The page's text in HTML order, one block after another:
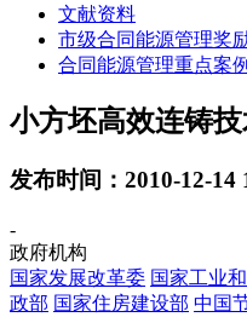
文献资料
市级合同能源管理奖
合同能源管理重点案
小方坯高效连铸
发布时间：2010-12-14
-
政府机构
国家发展改革委 国家工业
政部 国家住房建设部 中国